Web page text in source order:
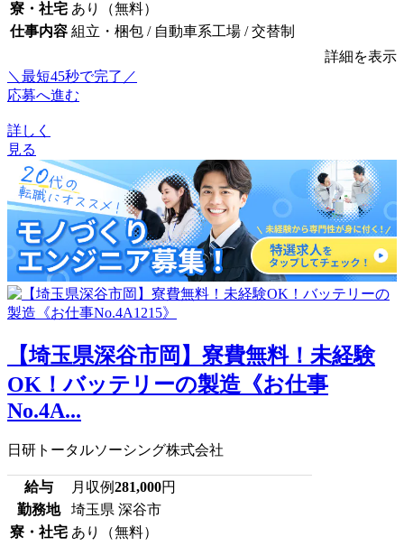
寮・社宅 あり（無料）
仕事内容 組立・梱包 / 自動車系工場 / 交替制
詳細を表示
＼最短45秒で完了／
応募へ進む
詳しく
見る
【埼玉県深谷市岡】寮費無料！未経験
OK！バッテリーの製造《お仕事
No.4A...
日研トータルソーシング株式会社
給与 月収例281,000円
勤務地
埼玉県 深谷市
寮・社宅 あり（無料）